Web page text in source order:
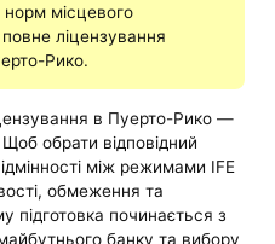
норм місцевого
ліцензування
Рико.
в Пуерто-Рико —
обрати відповідний
між режимами IFE
обмеження та
починається з
банку та вибору